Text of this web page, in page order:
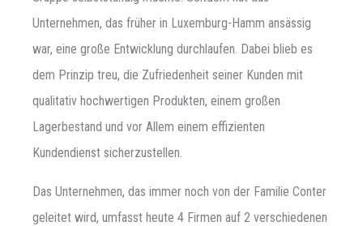
Unternehmen, das früher in Luxemburg-Hamm ansässig
war, eine große Entwicklung durchlaufen. Dabei blieb es
dem Prinzip treu, die Zufriedenheit seiner Kunden mit
qualitativ hochwertigen Produkten, einem großen
Lagerbestand und vor Allem einem effizienten
Kundendienst sicherzustellen.
Das Unternehmen, das immer noch von der Familie Conter
geleitet wird, umfasst heute 4 Firmen auf 2 verschiedenen